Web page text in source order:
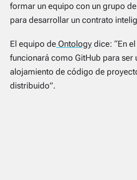
formar un equipo con un grupo
para desarrollar un contrato
El equipo de Ontology dice: “En
funcionará como GitHub para ser
alojamiento de código de
distribuido”.